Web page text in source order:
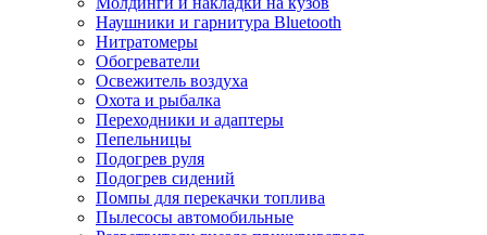
Наушники и гарнитура Bluetooth
Нитратомеры
Обогреватели
Освежитель воздуха
Охота и рыбалка
Переходники и адаптеры
Пепельницы
Подогрев руля
Подогрев сидений
Помпы для перекачки топлива
Пылесосы автомобильные